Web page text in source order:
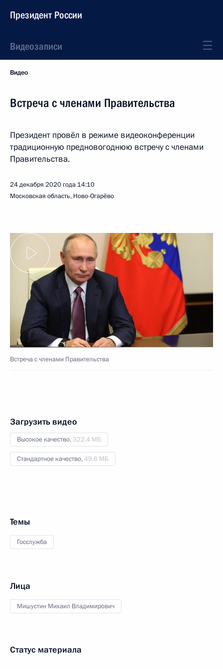
Президент России
Видеозаписи
Видео
Встреча с членами Правительства
Президент провёл в режиме видеоконференции
традиционную предновогоднюю встречу с членами
Правительства.
24 декабря 2020 года 14:10
Московская область, Ново-Огарёво
Встреча с членами Правительства
Загрузить видео
Высокое качество, 322.4 МБ
Стандартное качество,49.6 МБ
Темы
Госслужба
Лица
Мишустин Михаил Владимирович
Статус материала